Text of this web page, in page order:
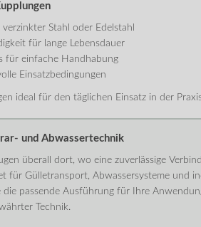
Stahl oder Edelstahl
für lange Lebensdauer
für einfache Handhabung
Einsatzbedingungen
ideal für den täglichen Einsatz in der
und Abwassertechnik
überall dort, wo eine zuverlässige
für Gülletransport, Abwassersysteme und
die passende Ausführung für Ihre
Technik.